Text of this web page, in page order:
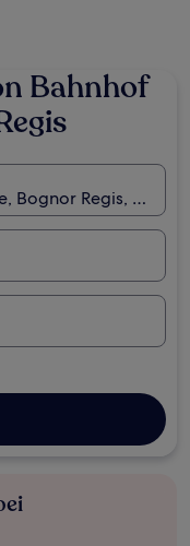
Bahnhof
Bognor Regis,